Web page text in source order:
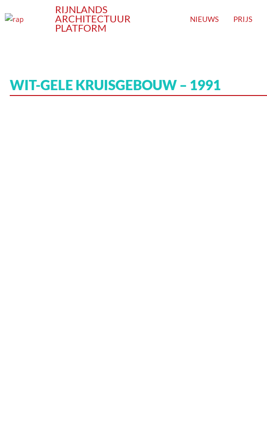
RIJNLANDS
ARCHITECTUUR
PLATFORM
NIEUWS PRIJS
WIT-GELE KRUISGEBOUW – 1991